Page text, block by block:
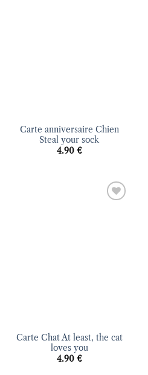
Carte anniversaire Chien
Steal your sock
4.90 €
Carte Chat At least, the cat
loves you
4.90 €